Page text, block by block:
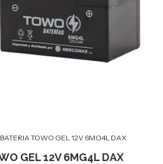
BATERIA TOWO GEL 12V 6MG4L DAX
GEL 12V 6MG4L DAX